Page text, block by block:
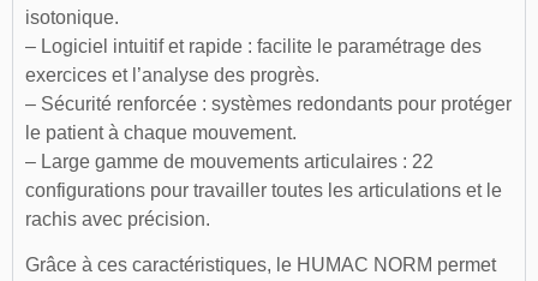
isotonique.
– Logiciel intuitif et rapide : facilite le paramétrage des
exercices et l’analyse des progrès.
– Sécurité renforcée : systèmes redondants pour protéger
le patient à chaque mouvement.
– Large gamme de mouvements articulaires : 22
configurations pour travailler toutes les articulations et le
rachis avec précision.
Grâce à ces caractéristiques, le HUMAC NORM permet